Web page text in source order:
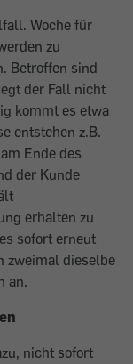
Woche für
zu
Betroffen sind
der Fall nicht
kommt es etwa
entstehen z.B.
Ende des
der Kunde
erhalten zu
sofort erneut
zweimal dieselbe
an.
nicht sofort